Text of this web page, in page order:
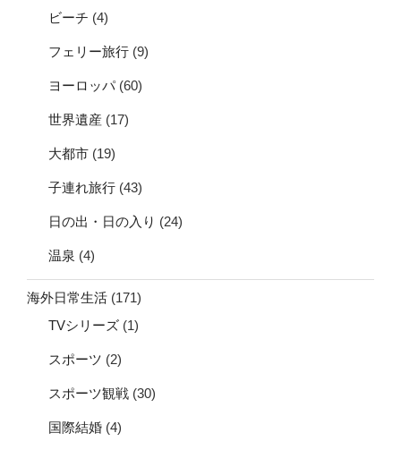
ビーチ (4)
フェリー旅行 (9)
ヨーロッパ(60)
世界遺産 (17)
大都市 (19)
子連れ旅行 (43)
日の出・日の入り (24)
温泉 (4)
海外日常生活 (171)
TVシリーズ (1)
スポーツ (2)
スポーツ観戦 (30)
国際結婚 (4)